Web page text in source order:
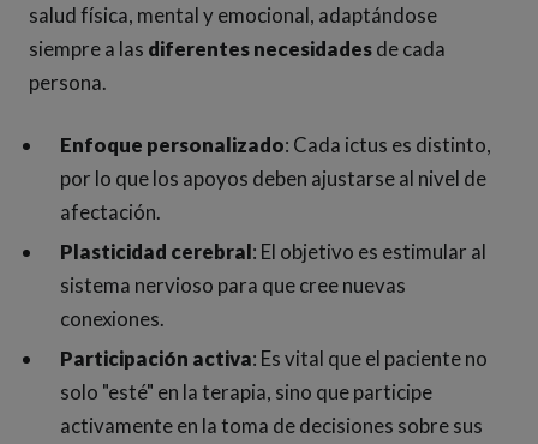
salud física, mental y emocional, adaptándose
siempre a las diferentes necesidadesde cada
persona.
Enfoque personalizado: Cada ictus es distinto,
por lo que los apoyos deben ajustarse al nivel de
afectación.
Plasticidad cerebral: El objetivo es estimular al
sistema nervioso para que cree nuevas
conexiones.
Participación activa: Es vital que el paciente no
solo "esté" en la terapia, sino que participe
activamente en la toma de decisiones sobre sus